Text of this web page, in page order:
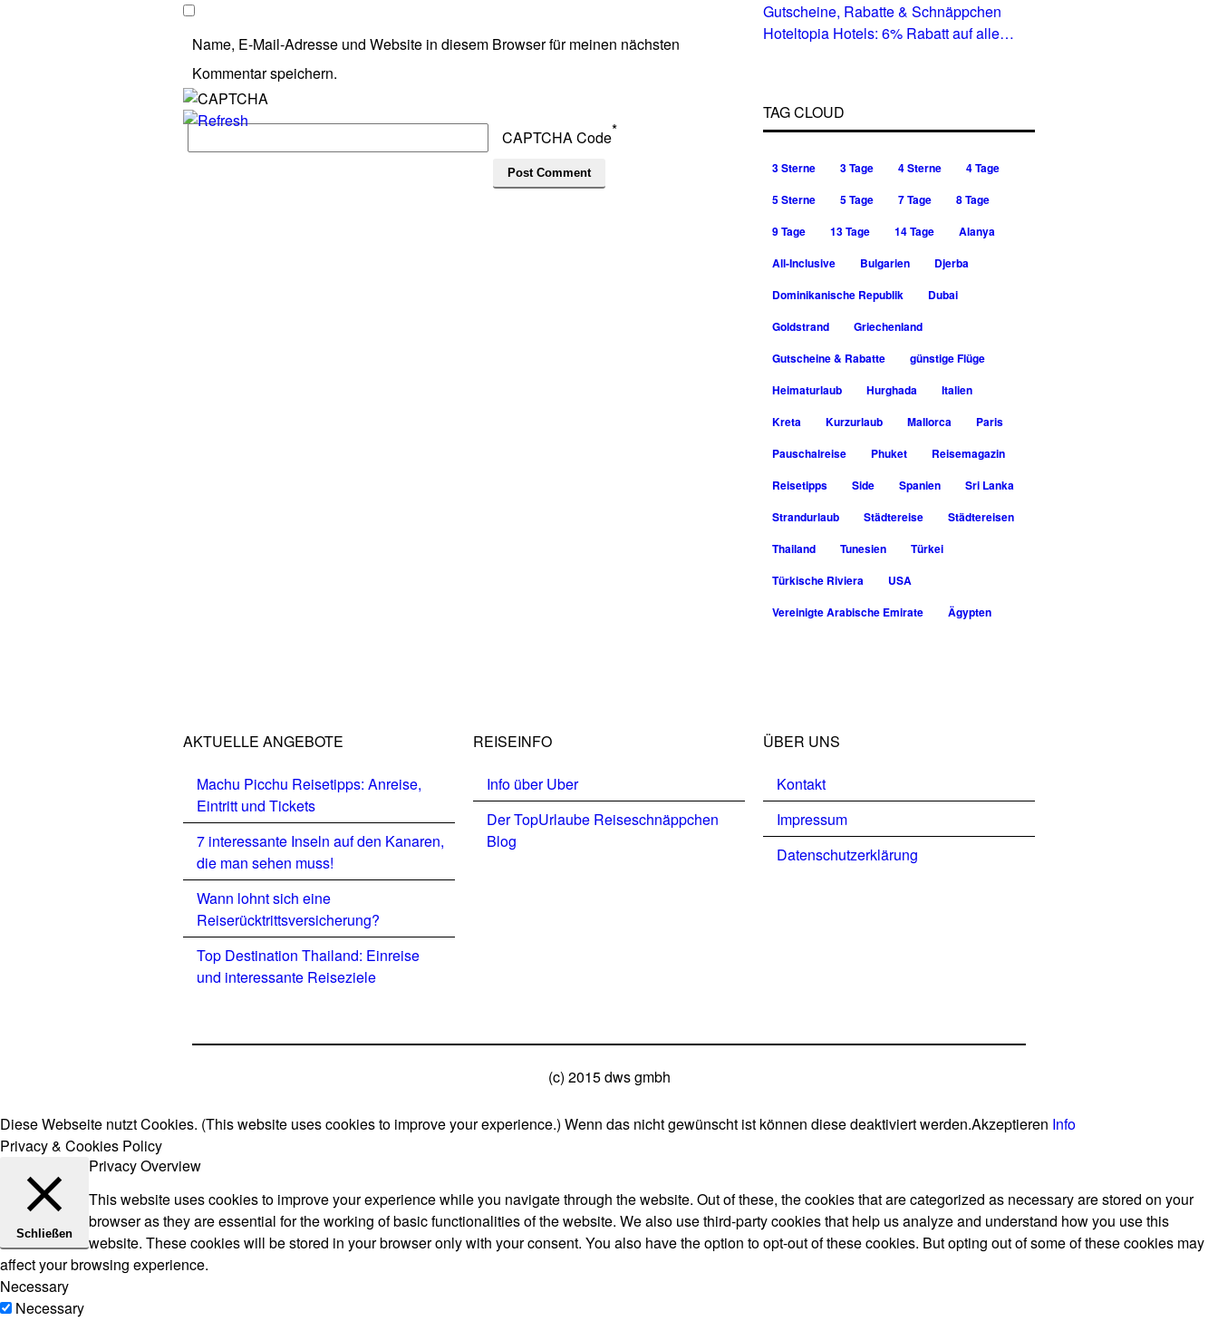
Name, E-Mail-Adresse und Website in diesem Browser für meinen nächsten
Kommentar speichern.
CAPTCHA Code*
Gutscheine, Rabatte & Schnäppchen
Hoteltopia Hotels: 6% Rabatt auf alle
TAG CLOUD
3 Sterne 3 Tage 4 Sterne
4 Tage
5 Sterne
5 Tage 7 Tage
8 Tage
9 Tage
13 Tage 14 Tage
Alanya
All-Inclusive
Bulgarien
Djerba
Dominikanische Republik
Dubai
Goldstrand
Griechenland
Gutscheine & Rabatte
günstige Flüge
Heimaturlaub
Hurghada
Italien
Kreta
Kurzurlaub Mallorca
Paris
Pauschalreise
Phuket
Reisemagazin
Reisetipps
Side Spanien
Sri Lanka
Strandurlaub
Städtereise
Städtereisen
Thailand
Tunesien
Türkei
Türkische Riviera
USA
Vereinigte Arabische Emirate
Ägypten
AKTUELLE ANGEBOTE
Machu Picchu Reisetipps: Anreise,
Eintritt und Tickets
7 interessante Inseln auf den Kanaren,
die man sehen muss!
Wann lohnt sich eine
Reiserücktrittsversicherung?
Top Destination Thailand: Einreise
und interessante Reiseziele
REISEINFO
Info über Uber
Der TopUrlaube Reiseschnäppchen
Blog
ÜBER UNS
Kontakt
Impressum
Datenschutzerklärung
(c) 2015 dws gmbh
Diese Webseite nutzt Cookies. (This website uses cookies to improve your experience.) Wenn das nicht gewünscht ist können diese deaktiviert werden.Akzeptieren Info
Privacy & Cookies Policy
Schließen
Privacy Overview
This website uses cookies to improve your experience while you navigate through the website. Out of these, the cookies that are categorized as necessary are stored on your
browser as they are essential for the working of basic functionalities of the website. We also use third-party cookies that help us analyze and understand how you use this
website. These cookies will be stored in your browser only with your consent. You also have the option to opt-out of these cookies. But opting out of some of these cookies may
affect your browsing experience.
Necessary
Necessary